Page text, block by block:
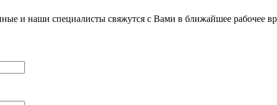
и наши специалисты свяжутся с Вами в ближайшее рабочее